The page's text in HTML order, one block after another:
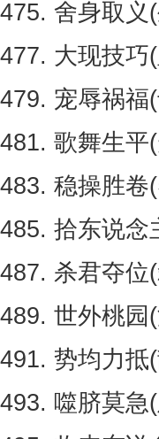
475. 舍身取
477. 大现技
479. 宠辱祸
481. 歌舞生
483. 稳操胜
485. 拾东说
487. 杀君夺
489. 世外桃
491. 势均力
493. 噬脐莫